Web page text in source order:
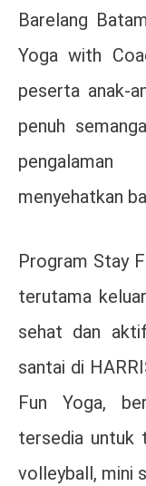
Barelang
Yoga with
peserta anak-
penuh
menyehatkan
Program Stay
terutama
sehat dan
santai di
Fun Yoga,
tersedia untuk
volleyball, mini